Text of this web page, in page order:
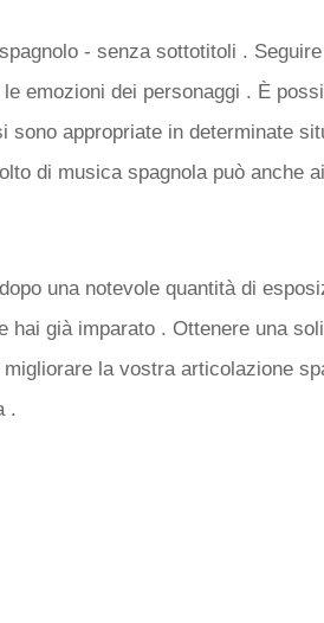
- senza sottotitoli .
emozioni dei personaggi . È
sono appropriate in determinate
di musica spagnola può anche
una notevole quantità di
hai già imparato . Ottenere una
la vostra articolazione
.